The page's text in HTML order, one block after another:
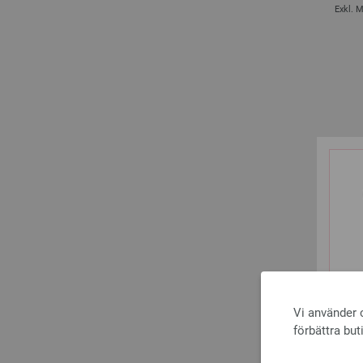
Vi använder
förbättra
Exkl.